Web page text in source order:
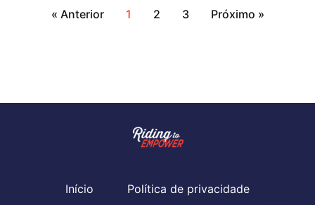
« Anterior 1 2 3 Próximo »
Início Política de privacidade